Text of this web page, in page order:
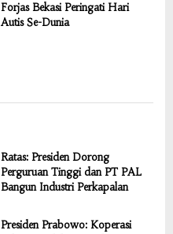
Forjas Bekasi Peringati Hari
Autis Se-Dunia
Ratas: Presiden Dorong
Perguruan Tinggi dan PT PAL
Bangun Industri Perkapalan
Presiden Prabowo: Koperasi